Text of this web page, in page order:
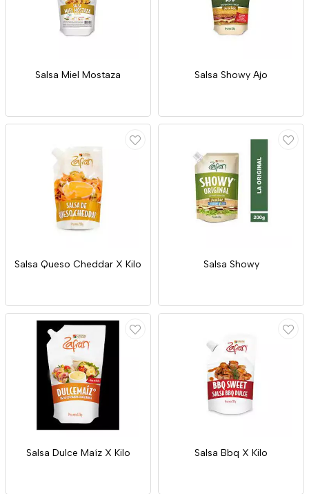
Salsa Miel Mostaza Salsa Showy Ajo
Salsa Queso Cheddar X Kilo Salsa Showy
Salsa Dulce Maíz X Kilo Salsa Bbq X Kilo